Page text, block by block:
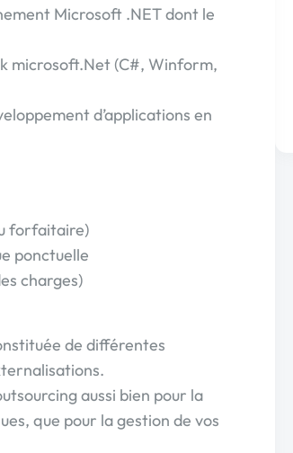
Microsoft .NET dont le
microsoft.Net (C#, Winform,
d’applications en
forfaitaire)
ponctuelle
charges)
de différentes
aussi bien pour la
que pour la gestion de vos